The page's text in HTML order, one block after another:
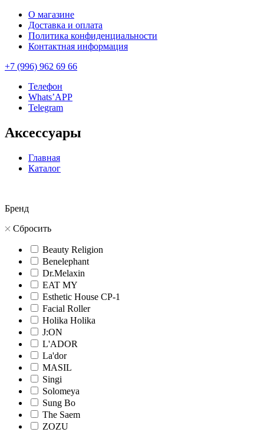
О магазине
Доставка и оплата
Политика конфиденциальности
Контактная информация
+7 (996) 962 69 66
Телефон
Whats’APP
Telegram
Аксессуары
Главная
Каталог
Бренд
Сбросить
Beauty Religion
Benelephant
Dr.Melaxin
EAT MY
Esthetic House CP-1
Facial Roller
Holika Holika
J:ON
L'ADOR
La'dor
MASIL
Singi
Solomeya
Sung Bo
The Saem
ZOZU